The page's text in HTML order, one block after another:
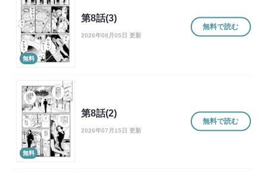
無料
第8話(3)
2026年08月05日 更新
無料で読む
無料
第8話(2)
2026年07月15日 更新
無料で読む